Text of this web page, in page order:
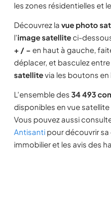
les zones résidentielles et
Découvrez la vue photo
l'image satelliteci-
+ / − en haut à gauche,
déplacer, et basculez entre
satellitevia les boutons
L'ensemble des 34 493
disponibles en vue satellite
Vous pouvez aussi
Antisanti pour découvrir
immobilier et les avis des